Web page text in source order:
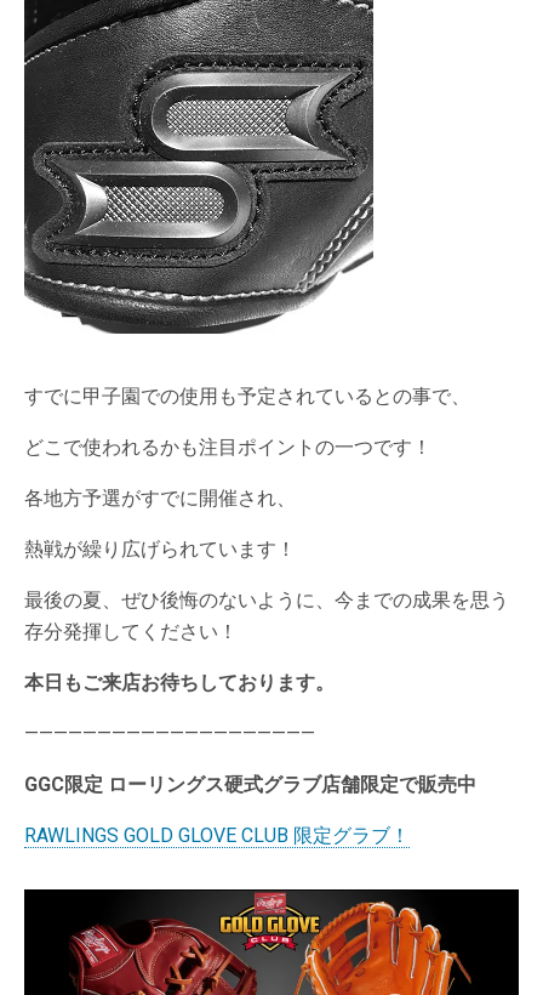
すでに甲子園での使用も予定されているとの事で、
どこで使われるかも注目ポイントの一つです！
各地方予選がすでに開催され、
熱戦が繰り広げられています！
最後の夏、ぜひ後悔のないように、今までの成果を思う
存分発揮してください！
本日もご来店お待ちしております。
————————————————————
GGC限定 ローリングス硬式グラブ店舗限定で販売中
RAWLINGS GOLD GLOVE CLUB 限定グラブ！